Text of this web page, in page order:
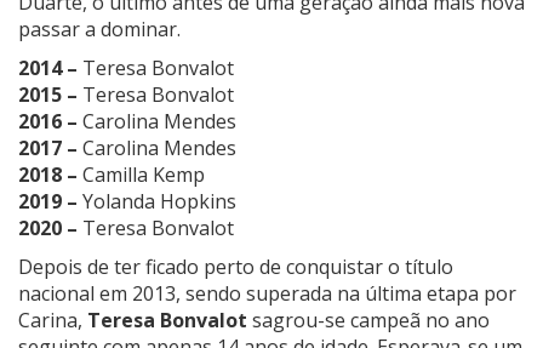
passar a dominar.
2014 – Teresa Bonvalot
2015 – Teresa Bonvalot
2016 – Carolina Mendes
2017 – Carolina Mendes
2018 – Camilla Kemp
2019 – Yolanda Hopkins
2020 – Teresa Bonvalot
Depois de ter ficado perto de conquistar o título
nacional em 2013, sendo superada na última etapa por
Carina, Teresa Bonvalot sagrou-se campeã no ano